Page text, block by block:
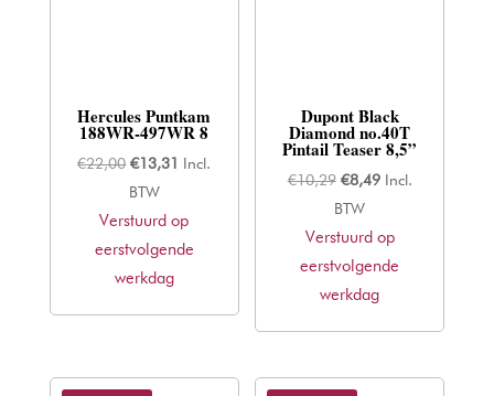
Hercules Puntkam
188WR-497WR 8
€22,00 Oorspronkelijke
prijs
was:
€22,00.
€13,31 Huidige
is:
€13,31.
Incl.
BTW
Verstuurd op
eerstvolgende
werkdag
Dupont Black
Diamond no.40T
Pintail Teaser 8,5”
€10,29 Oorspronkelijke
prijs
was:
€10,29.
€8,49Huidige
is:
€8,49.
Incl.
BTW
Verstuurd op
eerstvolgende
werkdag